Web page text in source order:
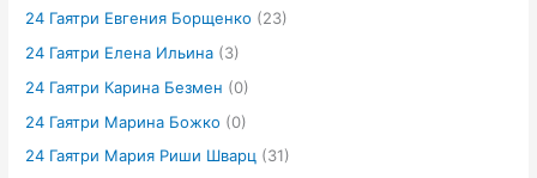
24 Гаятри Евгения Борщенко (23)
24 Гаятри Елена Ильина (3)
24 Гаятри Карина Безмен (0)
24 Гаятри Марина Божко (0)
24 Гаятри Мария Риши Шварц (31)